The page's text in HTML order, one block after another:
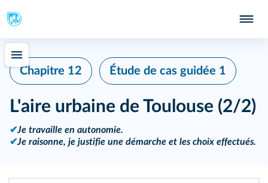
Chapitre 12 Étude de cas guidée 1
L'aire urbaine de Toulouse (2/2)
✔Je travaille en autonomie.
✔Je raisonne, je justifie une démarche et les choix effectués.